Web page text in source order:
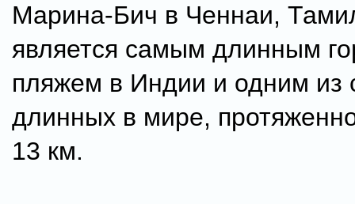
Марина-Бич в Ченнаи,
является самым длинным
пляжем в Индии и одним из
длинных в мире,
13 км.